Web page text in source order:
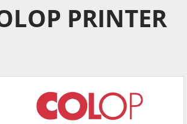
PRINTER